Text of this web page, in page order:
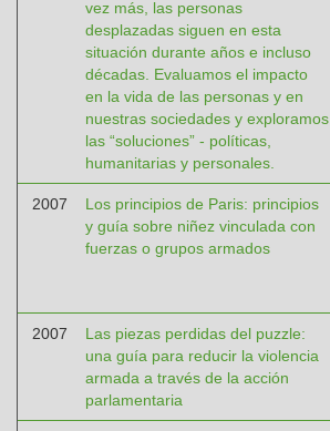
vez más, las personas
desplazadas siguen en esta
situación durante años e incluso
décadas. Evaluamos el impacto
en la vida de las personas y en
nuestras sociedades y exploramos
las “soluciones” - políticas,
humanitarias y personales.
2007
Los principios de Paris: principios
y guía sobre niñez vinculada con
fuerzas o grupos armados
2007
Las piezas perdidas del puzzle:
una guía para reducir la violencia
armada a través de la acción
parlamentaria